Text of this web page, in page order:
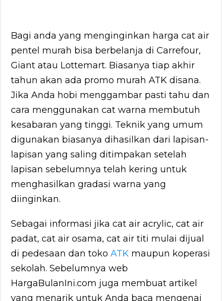
Bagi anda yang menginginkan harga cat air
pentel murah bisa berbelanja di Carrefour,
Giant atau Lottemart. Biasanya tiap akhir
tahun akan ada promo murah ATK disana.
Jika Anda hobi menggambar pasti tahu dan
cara menggunakan cat warna membutuh
kesabaran yang tinggi. Teknik yang umum
digunakan biasanya dihasilkan dari lapisan-
lapisan yang saling ditimpakan setelah
lapisan sebelumnya telah kering untuk
menghasilkan gradasi warna yang
diinginkan.
Sebagai informasi jika cat air acrylic, cat air
padat, cat air osama, cat air titi mulai dijual
di pedesaan dan tokoATK maupun koperasi
sekolah. Sebelumnya web
HargaBulanIni.com juga membuat artikel
yang menarik untuk Anda baca mengenai